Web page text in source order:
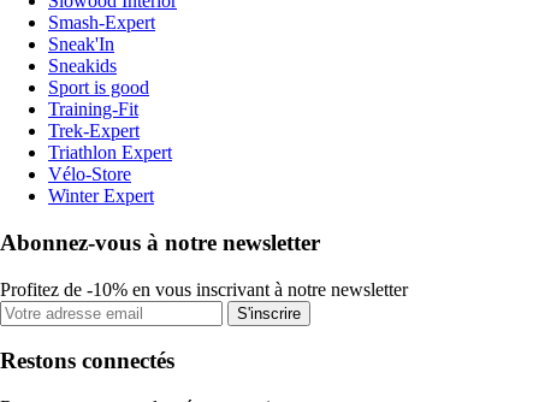
Smash-Expert
Sneak'In
Sneakids
Sport is good
Training-Fit
Trek-Expert
Triathlon Expert
Vélo-Store
Winter Expert
Abonnez-vous à notre newsletter
Profitez de -10% en vous inscrivant à notre newsletter
S'inscrire
Restons connectés